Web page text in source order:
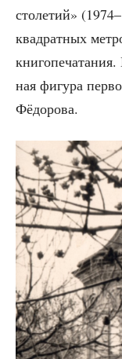
сто­ле­тий»
квад­рат­ных
ная фигу­ра
Фёдорова.